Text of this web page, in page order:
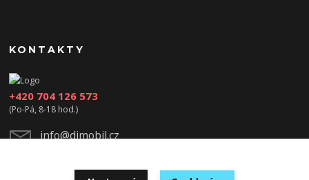
KONTAKTY
+420 704 126 573
(Po-Pá, 8-18 hod.)
info@djmobil.cz